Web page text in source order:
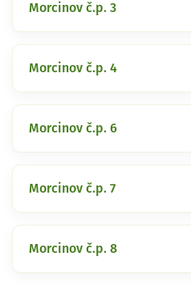
Morcinov č.p. 3
Morcinov č.p. 4
Morcinov č.p. 6
Morcinov č.p. 7
Morcinov č.p. 8